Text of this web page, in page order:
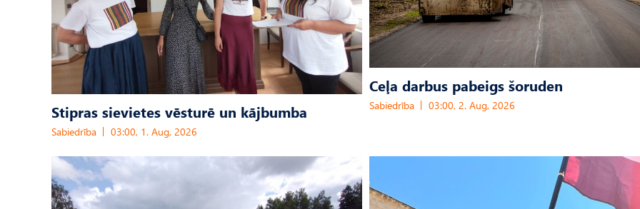
Stipras sievietes vēsturē un kājbumba
Sabiedrība 03:00, 1. Aug, 2026
Ceļa darbus pabeigs šoruden
Sabiedrība 03:00, 2. Aug, 2026